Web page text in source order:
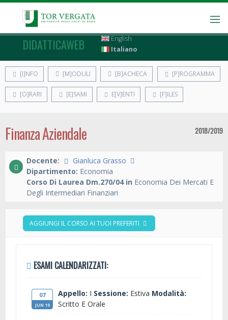
DIDATTICAWEB
English
Italiano
[I]NFO [M]ODULI [B]ACHECA [P]ROGRAMMA
[O]RARI [E]SAMI E[V]ENTI [F]ILES
Finanza Aziendale 2018/2019
Docente:
Gianluca Grasso
Dipartimento: Economia
Corso Di Laurea Dm.270/04 in Economia Dei Mercati E
Degli Intermediari Finanziari
AGGIUNGI IL CORSO AI TUOI PREFERITI
ESAMI CALENDARIZZATI:
07
JUN 19
Appello: I Sessione: Estiva Modalità:
Scritto E Orale